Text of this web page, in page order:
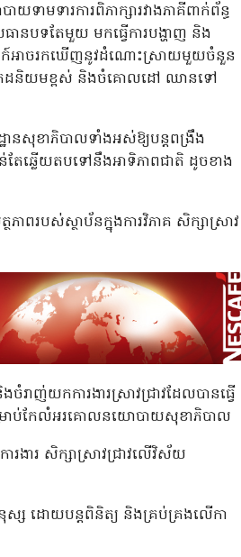
ាមទារការពិភាក្សារវាងភាគីពាក់ព័ន្ធ
ានបទតែមួយ មកធ្វើការបង្ហាញ និង
ហើយក៍អាចរកឃើញនូវដំណោះស្រាយមួយចំនួន
កដនិយមខ្ពស់ និងចំគោលដៅ ឈានទៅ
ានសុខាភិបាលទាំងអស់ឱ្យបន្តពង្រឹង
តែឆ្លើយតបទៅនឹងអាទិភាពជាតិ ដូចខាង
ាពរបស់ស្ថាប័នក្នុងការវិភាគ សិក្សាស្រាវ
រាញ់យកការងារស្រាវជ្រាវដែលបានធ្វើ
ម្រាប់កែលំអរគោលនយោបាយសុខាភិបាល
ងារ សិក្សាស្រាវជ្រាវលើវិស័យ
ស្ស ដោយបន្តពិនិត្យ និងគ្រប់គ្រងលើកា